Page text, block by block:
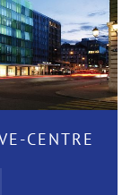
CENTRE